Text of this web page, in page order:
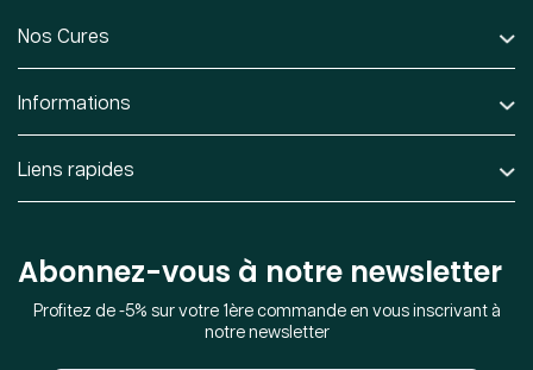
Nos Cures
Informations
Liens rapides
Abonnez-vous à notre newsletter
Profitez de -5% sur votre 1ère commande en vous inscrivant à
notre newsletter